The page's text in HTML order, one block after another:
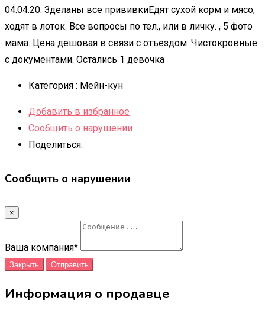
04.04.20. Зделаны все прививкиЕдят сухой корм и мясо,
ходят в лоток. Все вопросы по тел., или в личку. , 5 фото
мама. Цена дешовая в связи с отъездом. Чистокровные
с документами. Остались 1 девочка
Категория : Мейн-кун
Добавить в избранное
Сообщить о нарушении
Поделиться:
Сообщить о нарушении
×
Ваша компания*
Закрыть Отправить
Информация о продавце